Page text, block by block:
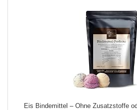
Eis Bindemittel – Ohne Zusatzstoffe